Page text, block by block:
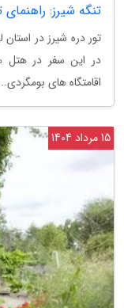
تنگه شیرز: راهنمای
در این سفر در هتل
اقامتگاه های
15 مرداد 1404